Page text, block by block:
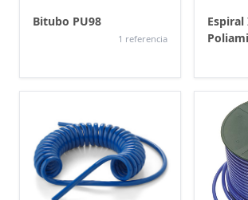
Bitubo PU98
1 referencia